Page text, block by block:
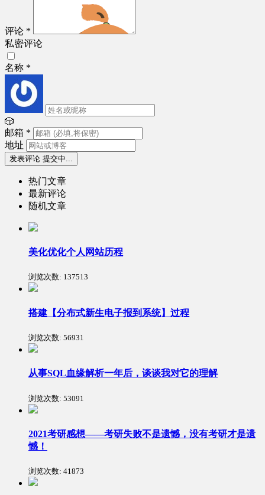
评论 *
私密评论
名称 *
🎲
邮箱 *
地址
发表评论 提交中...
热门文章
最新评论
随机文章
美化优化个人网站历程
浏览次数: 137513
搭建【分布式新生电子报到系统】过程
浏览次数: 56931
从事SQL血缘解析一年后，谈谈我对它的理解
浏览次数: 53091
2021考研感想——考研失败不是遗憾，没有考研才是遗
憾！
浏览次数: 41873